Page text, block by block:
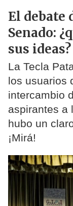
El debate
Senado:
sus ideas?
La Tecla
los usuarios
intercambio
aspirantes a
hubo un
¡Mirá!